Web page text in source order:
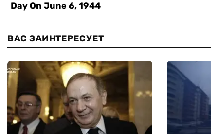
ВАС ЗАИНТЕРЕСУЕТ